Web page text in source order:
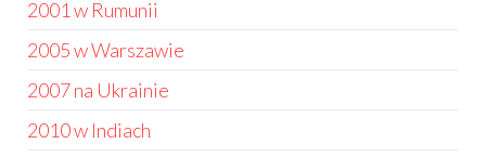
2001 w Rumunii
2005 w Warszawie
2007 na Ukrainie
2010 w Indiach